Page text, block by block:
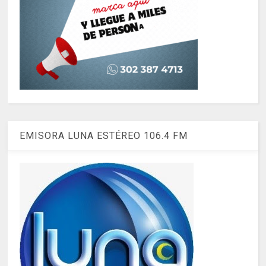
EMISORA LUNA ESTÉREO 106.4 FM